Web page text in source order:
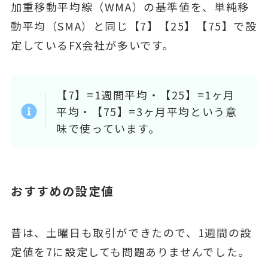
加重移動平均線（WMA）の基準値を、単純移
動平均（SMA）と同じ【7】【25】【75】で設
定しているFX会社が多いです。
【7】=1週間平均・【25】=1ヶ月
平均・【75】=3ヶ月平均という意
味で使っています。
おすすめの設定値
昔は、土曜日も取引ができたので、1週間の設
定値を7に設定しても問題ありませんでした。